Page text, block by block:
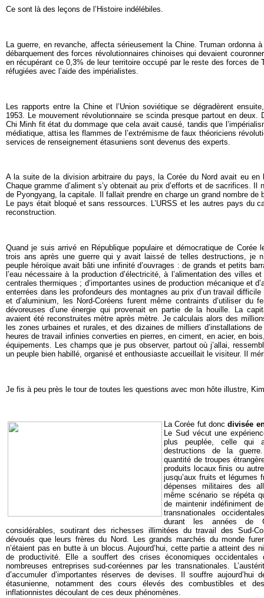
Ce sont là des leçons de l’Histoire indélébiles.
La guerre, en revanche, affecta sérieusement la Chine. Truman ordonna
débarquement des forces révolutionnaires chinoises qui devaient
en récupérant ce 0,3% de leur territoire occupé par le reste des forces de
réfugiées avec l’aide des impérialistes.
Les rapports entre la Chine et l’Union soviétique se dégradèrent
1953. Le mouvement révolutionnaire se scinda presque partout en deux.
Chi Minh fit état du dommage que cela avait causé, tandis que
médiatique, attisa les flammes de l’extrémisme de faux théoriciens
services de renseignement étasuniens sont devenus des experts.
A la suite de la division arbitraire du pays, la Corée du Nord avait eu
Chaque gramme d’aliment s’y obtenait au prix d’efforts et de sacrifices. Il
de Pyongyang, la capitale. Il fallait prendre en charge un grand nombre de
Le pays était bloqué et sans ressources. L’URSS et les autres pays du
reconstruction.
Quand je suis arrivé en République populaire et démocratique de Corée
trois ans après une guerre qui y avait laissé de telles destructions, je
peuple héroïque avait bâti une infinité d’ouvrages : de grands et petits
l’eau nécessaire à la production d’électricité, à l’alimentation des villes
centrales thermiques ; d’importantes usines de production mécanique et
enterrées dans les profondeurs des montagnes au prix d’un travail
et d’aluminium, les Nord-Coréens furent même contraints d’utiliser du
dévoreuses d’une énergie qui provenait en partie de la houille. La
avaient été reconstruites mètre après mètre. Je calculais alors des
les zones urbaines et rurales, et des dizaines de milliers d’installations
heures de travail infinies converties en pierres, en ciment, en acier, en
équipements. Les champs que je pus observer, partout où j’allai,
un peuple bien habillé, organisé et enthousiaste accueillait le visiteur. Il
Je fis à peu près le tour de toutes les questions avec mon hôte illustre,
La Corée fut doncdivisée
Le Sud vécut une
plus peuplée, celle qui
destructions de la
quantité de troupes
produits locaux finis ou
jusqu’aux fruits et
dépenses militaires des
même scénario se répéta
de maintenir indéfiniment
transnationales
durant les années de
considérables, soutirant des richesses illimitées du travail des Sud-
dévoués que leurs frères du Nord. Les grands marchés du monde
n’étaient pas en butte à un blocus. Aujourd’hui, cette partie a atteint des
de productivité. Elle a souffert des crises économiques occidentales
nombreuses entreprises sud-coréennes par les transnationales.
d’accumuler d’importantes réserves de devises. Il souffre aujourd’hui
étasunienne, notamment des cours élevés des combustibles et
inflationnistes découlant de ces deux phénomènes.